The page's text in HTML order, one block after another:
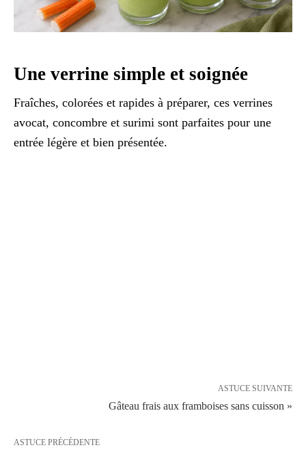
Une verrine simple et soignée
Fraîches, colorées et rapides à préparer, ces verrines
avocat, concombre et surimi sont parfaites pour une
entrée légère et bien présentée.
ASTUCE SUIVANTE
Gâteau frais aux framboises sans cuisson »
ASTUCE PRÉCÉDENTE